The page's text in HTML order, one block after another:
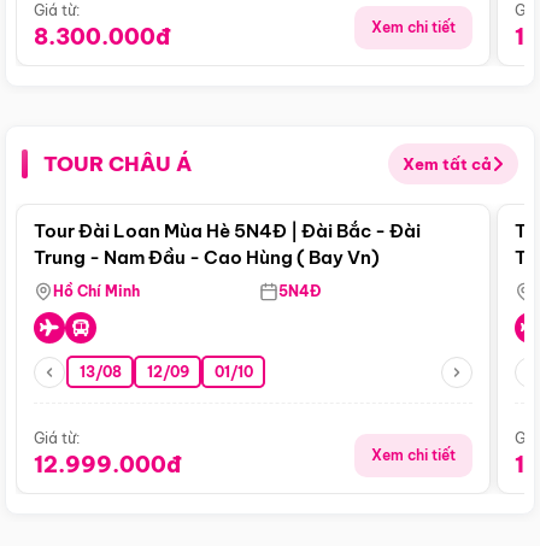
Giá từ:
8.300.000đ Xem chi tiết
TOUR CHÂU Á Xem tất cả
Điểm nổi bật
Tour Đài Loan Mùa Hè 5N4Đ | Đài Bắc - Đài
Trung - Nam Đầu - Cao Hùng ( Bay Vn)
Hồ Chí Minh 5N4Đ
13/08 12/09 01/10
Giá từ:
12.999.000đ Xem chi tiết